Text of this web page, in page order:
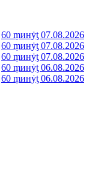
60 ṃинẏƫ 07.08.2026
60 ṃинẏƫ 07.08.2026
60 ṃинẏƫ 07.08.2026
60 ṃинẏƫ 06.08.2026
60 ṃинẏƫ 06.08.2026